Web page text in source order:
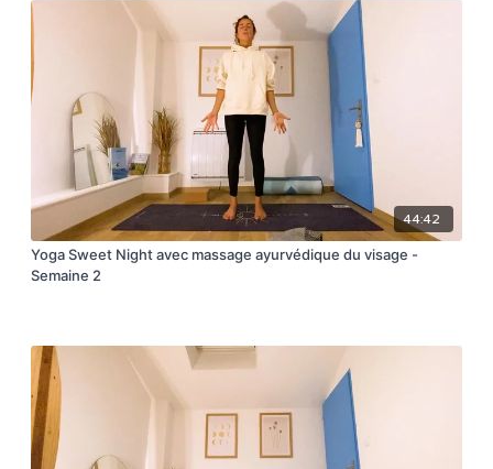
44:42
Yoga Sweet Night avec massage ayurvédique du visage -
Semaine 2